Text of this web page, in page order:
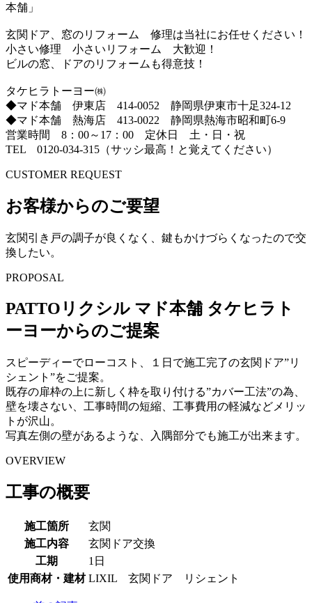
本舗」
玄関ドア、窓のリフォーム 修理は当社にお任せください！
小さい修理 小さいリフォーム 大歓迎！
ビルの窓、ドアのリフォームも得意技！
タケヒラトーヨー㈱
◆マド本舗 伊東店 414-0052 静岡県伊東市十足324-12
◆マド本舗 熱海店 413-0022 静岡県熱海市昭和町6-9
営業時間 8：00～17：00 定休日 土・日・祝
TEL 0120-034-315（サッシ最高！と覚えてください）
CUSTOMER REQUEST
お客様からのご要望
玄関引き戸の調子が良くなく、鍵もかけづらくなったので交
換したい。
PROPOSAL
PATTOリクシル マド本舗 タケヒラト
ーヨーからのご提案
スピーディーでローコスト、１日で施工完了の玄関ドア”リ
シェント”をご提案。
既存の扉枠の上に新しく枠を取り付ける”カバー工法”の為、
壁を壊さない、工事時間の短縮、工事費用の軽減などメリッ
トが沢山。
写真左側の壁があるような、入隅部分でも施工が出来ます。
OVERVIEW
工事の概要
施工箇所
玄関
施工内容
玄関ドア交換
工期
1日
使用商材・建材 LIXIL 玄関ドア リシェント